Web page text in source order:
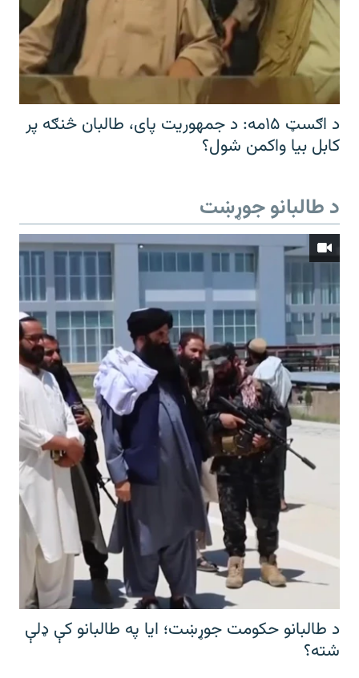
د اګسټ ۱۵مه: د جمهوریت پای، طالبان څنګه پر
کابل بیا واکمن شول؟
د طالبانو جوړښت
د طالبانو حکومت جوړښت؛ ایا په طالبانو کې ډلې
شته؟